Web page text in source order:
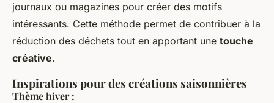
journaux ou magazines pour créer des motifs
intéressants. Cette méthode permet de contribuer à la
réduction des déchets tout en apportant une touche
créative.
Inspirations pour des créations saisonnières
Thème hiver :